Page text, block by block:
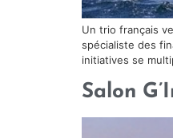
Un trio français
spécialiste des
initiatives se
Salon